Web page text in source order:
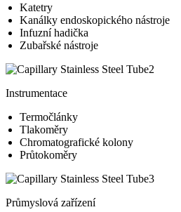
Katetry
Kanálky endoskopického nástroje
Infuzní hadička
Zubařské nástroje
Instrumentace
Termočlánky
Tlakoměry
Chromatografické kolony
Průtokoměry
Průmyslová zařízení